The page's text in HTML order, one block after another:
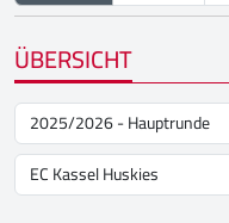
ÜBERSICHT